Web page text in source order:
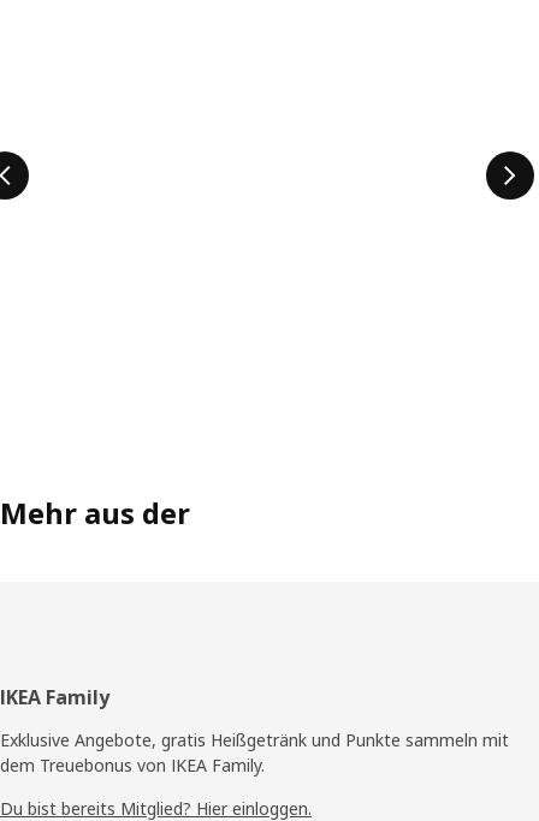
Mehr aus der
Fußzeile
IKEA Family
Exklusive Angebote, gratis Heißgetränk und Punkte sammeln mit
dem Treuebonus von IKEA Family.
Du bist bereits Mitglied? Hier einloggen.